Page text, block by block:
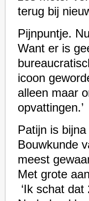
terug bij
Pijnpuntje.
Want er is
icoon
alleen maar
opvattingen.’
Patijn is
Bouwkunde
meest
Met grote
‘Ik schat